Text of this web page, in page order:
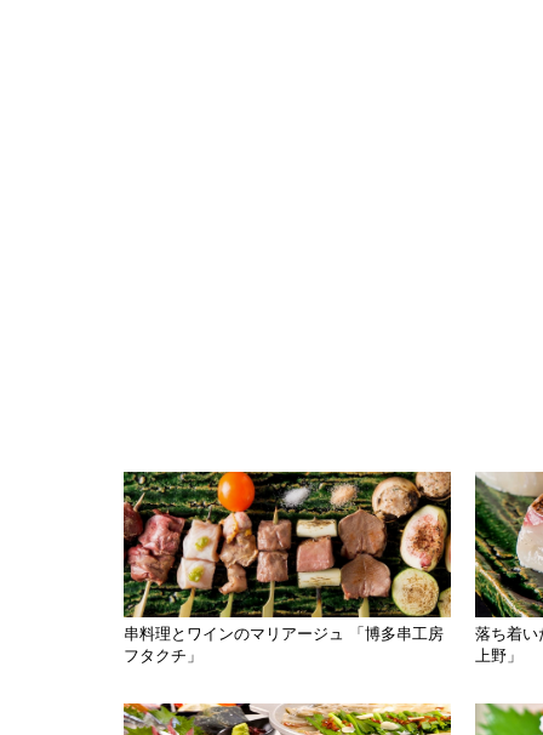
串料理とワインのマリアージュ 「博多串工房
フタクチ」
落ち着い
上野」